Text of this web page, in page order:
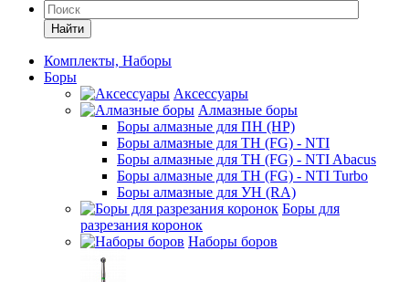
Найти
Комплекты, Наборы
Боры
Аксессуары
Алмазные боры
Боры алмазные для ПН (HP)
Боры алмазные для ТН (FG) - NTI
Боры алмазные для ТН (FG) - NTI Abacus
Боры алмазные для ТН (FG) - NTI Turbo
Боры алмазные для УН (RA)
Боры для
разрезания коронок
Наборы боров